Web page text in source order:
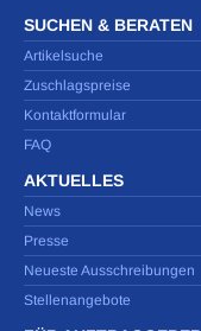
SUCHEN & BERATEN
Artikelsuche
Zuschlagspreise
Kontaktformular
FAQ
AKTUELLES
News
Presse
Neueste Ausschreibungen
Stellenangebote